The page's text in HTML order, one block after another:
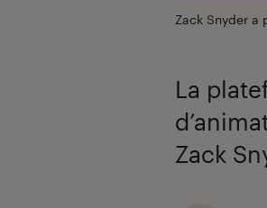
Zack Snyder a
La
Zack